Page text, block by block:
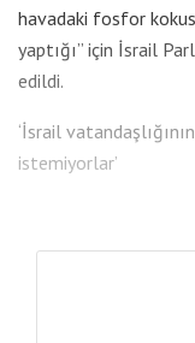
havadaki fosfor
yaptığı” için İsrail
edildi.
‘İsrail
istemiyorlar’